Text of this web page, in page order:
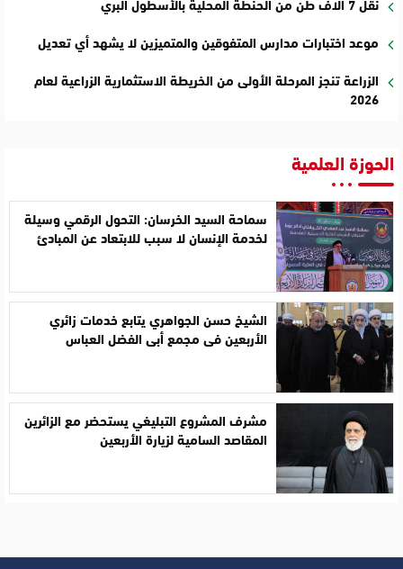
موعد اختبارات مدارس المتفوقين والمتميزين لا يشهد أي تعديل
الزراعة تنجز المرحلة الأولى من الخريطة الاستثمارية الزراعية لعام
2026
الحوزة العلمية
سماحة السيد الخرسان: التحول الرقمي وسيلة
لخدمة الإنسان لا سبب للابتعاد عن المبادئ
الشيخ حسن الجواهري يتابع خدمات زائري
الأربعين في مجمع أبي الفضل العباس
مشرف المشروع التبليغي يستحضر مع الزائرين
المقاصد السامية لزيارة الأربعين